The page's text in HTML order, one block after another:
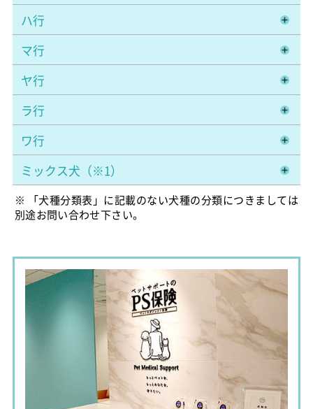
ハ行
マ行
ヤ行
ラ行
ワ行
ミックス犬（※1）
※ 「犬種分類表」に記載のない犬種の分類につきましては
別途お問い合わせ下さい。